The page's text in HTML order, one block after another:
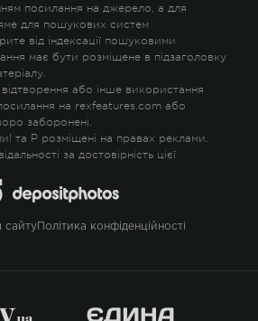
посилання на джерело, а для
для пошукових систем
від індексації пошуковими
має бути розміщене в підзаголовку
або інше використання
посилання на rexfeatures.com або
заборонені.
! та P розміщені на правах реклами.
за достовірність цієї
сайту Політика конфіденційності